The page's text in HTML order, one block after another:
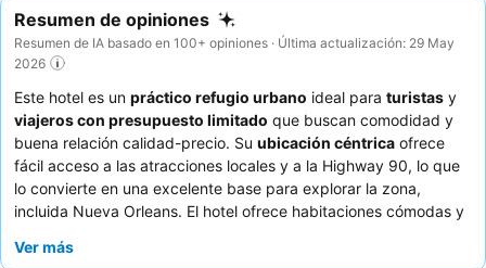
Resumen de opiniones
Resumen de IA basado en 100+ opiniones · Última actualización: 29 May
2026
Este hotel es un práctico refugio urbano ideal para turistas y
viajeros con presupuesto limitado que buscan comodidad y
buena relación calidad-precio. Su ubicación céntrica ofrece
fácil acceso a las atracciones locales y a la Highway 90, lo que
lo convierte en una excelente base para explorar la zona,
incluida Nueva Orleans. El hotel ofrece habitaciones cómodas y
nevera, lo que garantiza una estancia conveniente. Aunque el
Ver más